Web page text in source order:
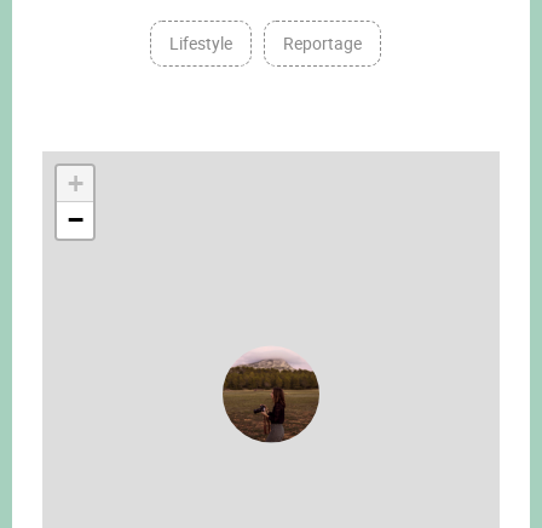
Lifestyle Reportage
+
−